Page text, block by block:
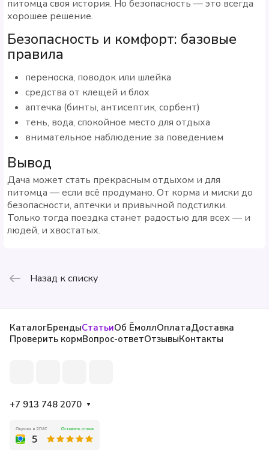
питомца своя история. Но безопасность — это всегда
хорошее решение.
Безопасность и комфорт: базовые
правила
переноска, поводок или шлейка
средства от клещей и блох
аптечка (бинты, антисептик, сорбент)
тень, вода, спокойное место для отдыха
внимательное наблюдение за поведением
Вывод
Дача может стать прекрасным отдыхом и для
питомца — если всё продумано. От корма и миски до
безопасности, аптечки и привычной подстилки.
Только тогда поездка станет радостью для всех — и
людей, и хвостатых.
Назад к списку
КаталогБрендыСтатьиОб ЁмоллОплатаДоставка
Проверить кормВопрос-ответОтзывыКонтакты
+7 913 748 2070